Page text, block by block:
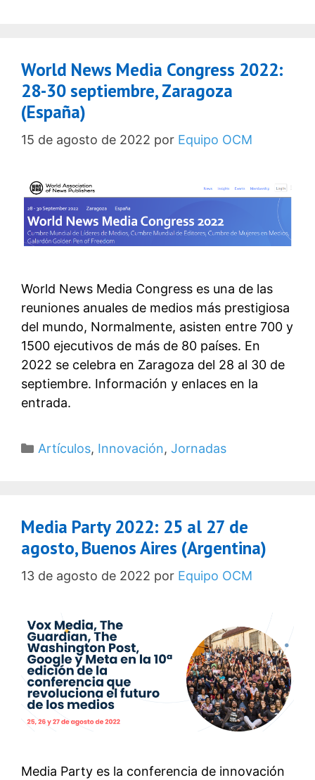
World News Media Congress 2022:
28-30 septiembre, Zaragoza
(España)
15 de agosto de 2022 por Equipo OCM
World News Media Congress es una de las
reuniones anuales de medios más prestigiosa
del mundo, Normalmente, asisten entre 700 y
1500 ejecutivos de más de 80 países. En
2022 se celebra en Zaragoza del 28 al 30 de
septiembre. Información y enlaces en la
entrada.
Categorías
Artículos, Innovación, Jornadas
Media Party 2022: 25 al 27 de
agosto, Buenos Aires (Argentina)
13 de agosto de 2022 por Equipo OCM
Media Party es la conferencia de innovación